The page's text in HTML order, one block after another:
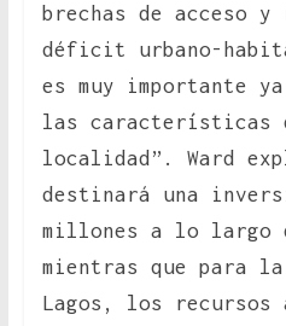
brechas de acceso
déficit urbano-
es muy importante
las características
localidad”. Ward
destinará una
millones a lo largo
mientras que para la
Lagos, los recursos